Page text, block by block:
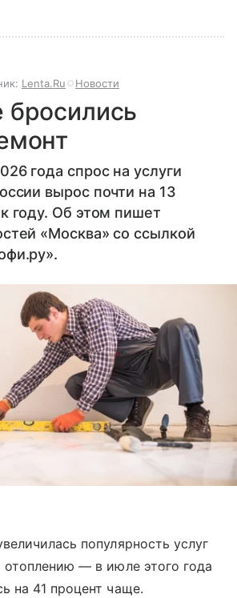
Lenta.Ru Новости
бросились
года спрос на услуги
вырос почти на 13
году. Об этом пишет
«Москва» со ссылкой
популярность услуг
отоплению — в июле этого года
на 41 процент чаще.